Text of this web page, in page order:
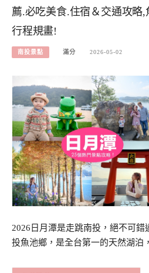
薦.必吃美食.住宿＆交通攻略,
行程規畫!
南投景點 滿分 2026-05-02
2026日月潭是走跳南投，絕不可
投魚池鄉，是全台第一的天然湖